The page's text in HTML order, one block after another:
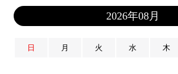
2026年08月
日 月 火 水 木